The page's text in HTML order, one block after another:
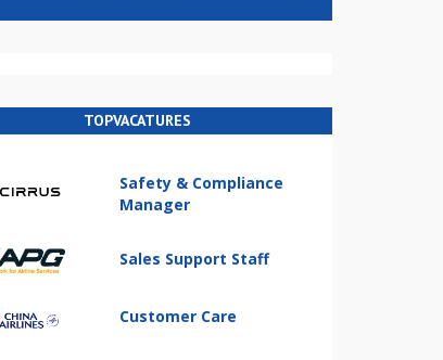
TOPVACATURES
Safety & Compliance
Manager
Sales Support Staff
Customer Care